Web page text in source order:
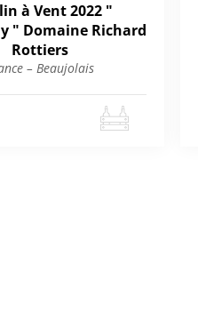
à Vent 2022 "
" Domaine Richard
Rottiers
– Beaujolais